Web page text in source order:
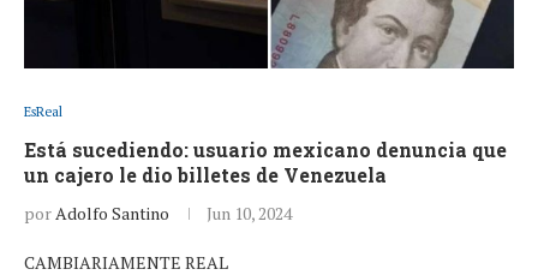
EsReal
Está sucediendo: usuario mexicano denuncia que
un cajero le dio billetes de Venezuela
porAdolfo Santino Jun 10, 2024
CAMBIARIAMENTE REAL